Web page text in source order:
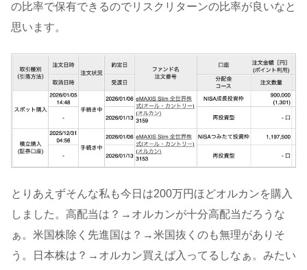
の比率で保有できるのでリスクリターンの比率が良いなと
思います。
とりあえずそんな私も今日は200万円ほどオルカンを購入
しました。高配当は？→オルカンが十分高配当だろうな
ぁ。米国株除く先進国は？→米国抜くのも無理がありそ
う。日本株は？→オルカン買えば入ってるしなぁ。みたい